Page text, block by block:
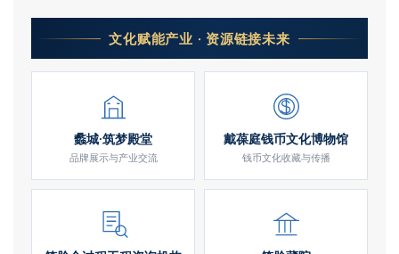
文化赋能产业 · 资源链接未来
蠡城·筑梦殿堂
品牌展示与产业交流
戴葆庭钱币文化博物馆
钱币文化收藏与传播